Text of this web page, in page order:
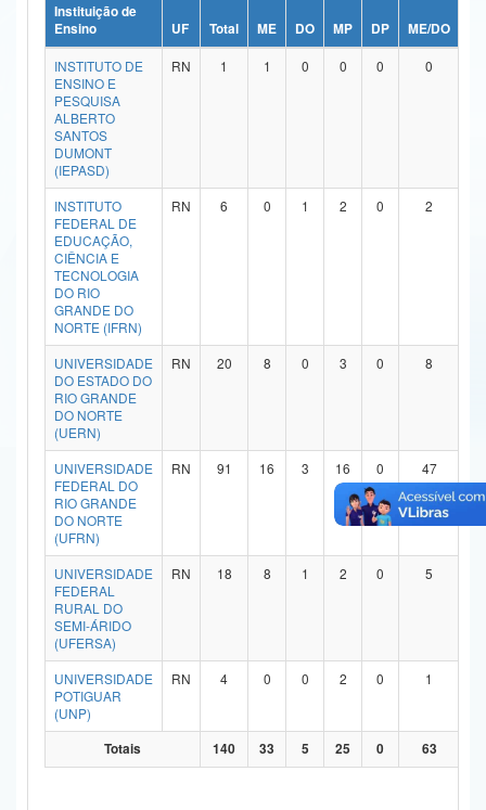
Ministério da Ciência, Tecnologia, Inovações e Comunicações
Ministério do Meio Ambiente
Ministério do Turismo
Ministério do Desenvolvimento Regional
Controladoria-Geral da União
Ministério da Mulher, da Família e dos Direitos Humanos
Secretaria-Geral
Secretaria de Governo
Gabinete de Segurança Institucional
Advocacia-Geral da União
Instituição de
Ensino
UF Total ME DO MP DP ME/DO
INSTITUTO DE
ENSINO E
PESQUISA
ALBERTO
SANTOS
DUMONT
(IEPASD)
RN 1 1 0 0 0 0
INSTITUTO
FEDERAL DE
EDUCAÇÃO,
CIÊNCIA E
TECNOLOGIA
DO RIO
GRANDE DO
NORTE (IFRN)
RN 6 0 1 2 0 2
UNIVERSIDADE
DO ESTADO DO
RIO GRANDE
DO NORTE
(UERN)
RN 20 8 0 3 0 8
UNIVERSIDADE
FEDERAL DO
RIO GRANDE
DO NORTE
(UFRN)
RN 91 16 3 16 0 47
UNIVERSIDADE
FEDERAL
RURAL DO
SEMI-ÁRIDO
(UFERSA)
RN 18 8 1 2 0 5
UNIVERSIDADE
POTIGUAR
(UNP)
RN 4 0 0 2 0 1
Totais 140 33 5 25 0 63